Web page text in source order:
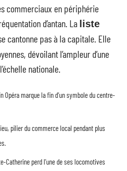
commerciaux en périphérie
d’antan. La liste
cantonne pas à la capitale. Elle
dévoilant l’ampleur d’une
nationale.
Opéra marque la fin d’un symbole du centre-
pilier du commerce local pendant plus
Catherine perd l’une de ses locomotives